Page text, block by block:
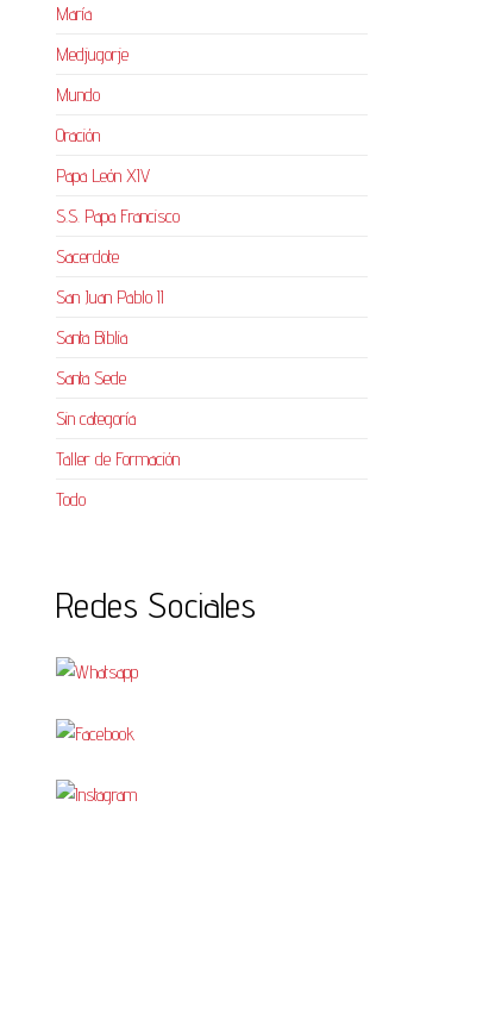
María
Medjugorje
Mundo
Oración
Papa León XIV
S.S. Papa Francisco
Sacerdote
San Juan Pablo II
Santa Biblia
Santa Sede
Sin categoría
Taller de Formación
Todo
Redes Sociales